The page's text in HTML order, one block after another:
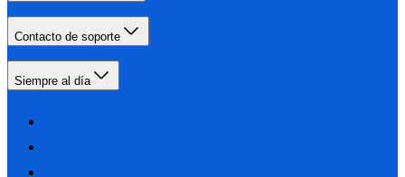
Contacto de soporte
Siempre al día